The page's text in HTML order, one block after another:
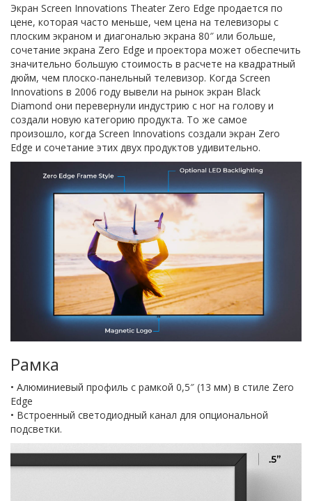
Экран Screen Innovations Theater Zero Edge продается по
цене, которая часто меньше, чем цена на телевизоры с
плоским экраном и диагональю экрана 80″ или больше,
сочетание экрана Zero Edge и проектора может обеспечить
значительно большую стоимость в расчете на квадратный
дюйм, чем плоско-панельный телевизор. Когда Screen
Innovations в 2006 году вывели на рынок экран Black
Diamond они перевернули индустрию с ног на голову и
создали новую категорию продукта. То же самое
произошло, когда Screen Innovations создали экран Zero
Edge и сочетание этих двух продуктов удивительно.
Рамка
• Алюминиевый профиль с рамкой 0,5″ (13 мм) в стиле Zero
Edge
• Встроенный светодиодный канал для опциональной
подсветки.